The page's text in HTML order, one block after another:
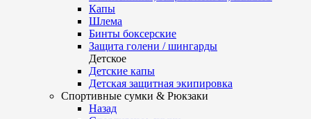
Капы
Шлема
Бинты боксерские
Защита голени / шингарды
Детское
Детские капы
Детская защитная экипировка
Спортивные сумки & Рюкзаки
Назад